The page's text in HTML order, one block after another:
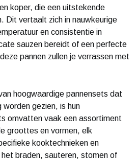
koper, die een uitstekende
Dit vertaalt zich in nauwkeurige
en consistentie in
sauzen bereidt of een perfecte
pannen zullen je verrassen met
hoogwaardige pannensets dat
gezien, is hun
omvatten vaak een assortiment
groottes en vormen, elk
kooktechnieken en
braden, sauteren, stomen of